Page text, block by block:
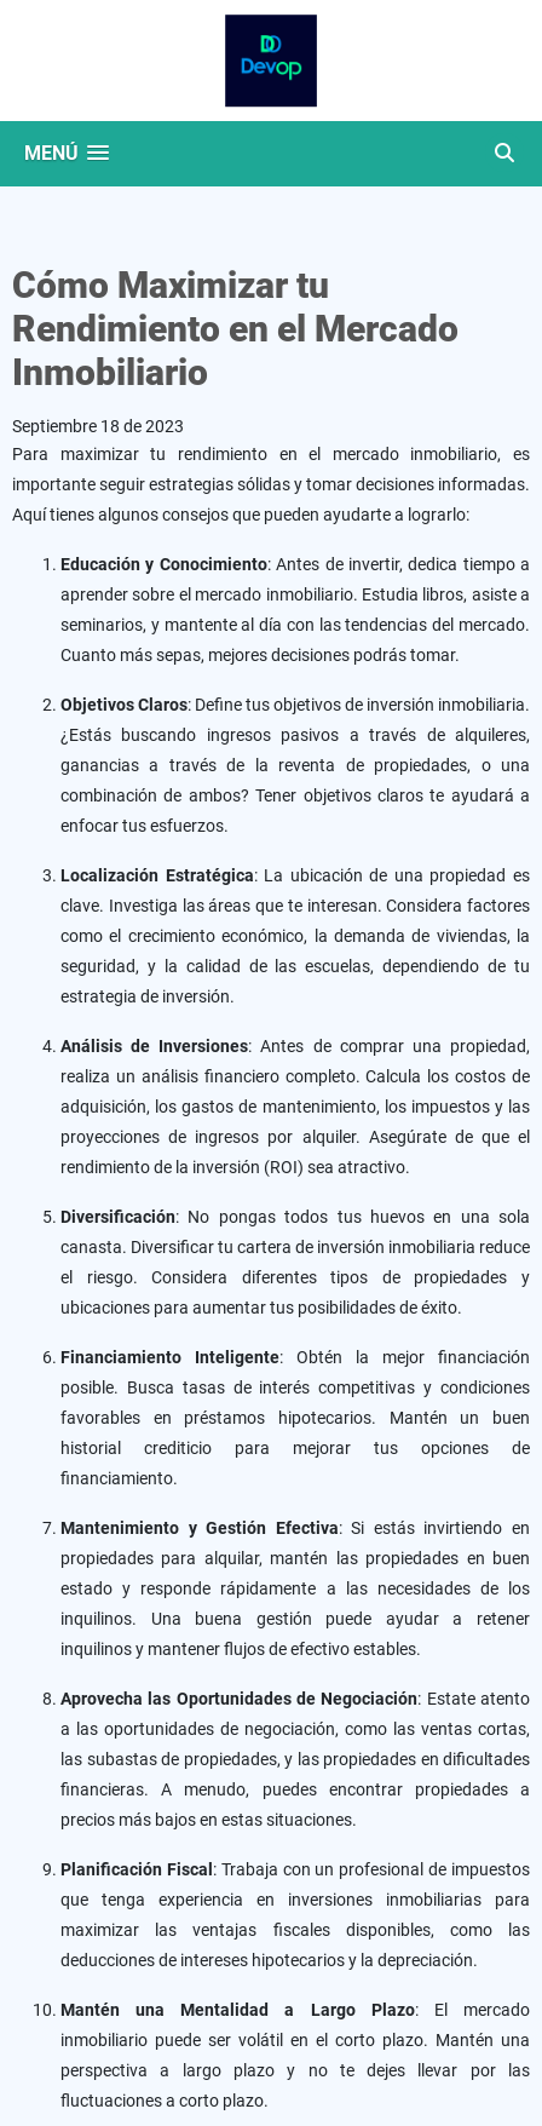
MENÚ
Cómo Maximizar tu
Rendimiento en el Mercado
Inmobiliario
Septiembre 18 de 2023
Para maximizar tu rendimiento en el mercado inmobiliario, es
importante seguir estrategias sólidas y tomar decisiones informadas.
Aquí tienes algunos consejos que pueden ayudarte a lograrlo:
Educación y Conocimiento: Antes de invertir, dedica tiempo a
aprender sobre el mercado inmobiliario. Estudia libros, asiste a
seminarios, y mantente al día con las tendencias del mercado.
Cuanto más sepas, mejores decisiones podrás tomar.
Objetivos Claros: Define tus objetivos de inversión inmobiliaria.
¿Estás buscando ingresos pasivos a través de alquileres,
ganancias a través de la reventa de propiedades, o una
combinación de ambos? Tener objetivos claros te ayudará a
enfocar tus esfuerzos.
Localización Estratégica: La ubicación de una propiedad es
clave. Investiga las áreas que te interesan. Considera factores
como el crecimiento económico, la demanda de viviendas, la
seguridad, y la calidad de las escuelas, dependiendo de tu
estrategia de inversión.
Análisis de Inversiones: Antes de comprar una propiedad,
realiza un análisis financiero completo. Calcula los costos de
adquisición, los gastos de mantenimiento, los impuestos y las
proyecciones de ingresos por alquiler. Asegúrate de que el
rendimiento de la inversión (ROI) sea atractivo.
Diversificación: No pongas todos tus huevos en una sola
canasta. Diversificar tu cartera de inversión inmobiliaria reduce
el riesgo. Considera diferentes tipos de propiedades y
ubicaciones para aumentar tus posibilidades de éxito.
Financiamiento Inteligente: Obtén la mejor financiación
posible. Busca tasas de interés competitivas y condiciones
favorables en préstamos hipotecarios. Mantén un buen
historial crediticio para mejorar tus opciones de
financiamiento.
Mantenimiento y Gestión Efectiva: Si estás invirtiendo en
propiedades para alquilar, mantén las propiedades en buen
estado y responde rápidamente a las necesidades de los
inquilinos. Una buena gestión puede ayudar a retener
inquilinos y mantener flujos de efectivo estables.
Aprovecha las Oportunidades de Negociación: Estate atento
a las oportunidades de negociación, como las ventas cortas,
las subastas de propiedades, y las propiedades en dificultades
financieras. A menudo, puedes encontrar propiedades a
precios más bajos en estas situaciones.
Planificación Fiscal : Trabaja con un profesional de impuestos
que tenga experiencia en inversiones inmobiliarias para
maximizar las ventajas fiscales disponibles, como las
deducciones de intereses hipotecarios y la depreciación.
Mantén una Mentalidad a Largo Plazo: El mercado
inmobiliario puede ser volátil en el corto plazo. Mantén una
perspectiva a largo plazo y no te dejes llevar por las
fluctuaciones a corto plazo.